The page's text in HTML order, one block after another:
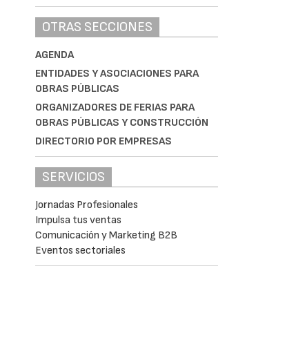
OTRAS SECCIONES
AGENDA
ENTIDADES Y ASOCIACIONES PARA
OBRAS PÚBLICAS
ORGANIZADORES DE FERIAS PARA
OBRAS PÚBLICAS Y CONSTRUCCIÓN
DIRECTORIO POR EMPRESAS
SERVICIOS
Jornadas Profesionales
Impulsa tus ventas
Comunicación y Marketing B2B
Eventos sectoriales